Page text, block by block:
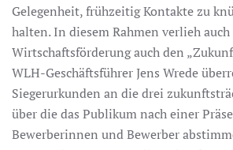
Gelegenheit, frühzeitig Kontakte zu
halten. In diesem Rahmen verlieh
Wirtschaftsförderung auch den
WLH-Geschäftsführer Jens Wrede
Siegerurkunden an die drei
über die das Publikum nach einer
Bewerberinnen und Bewerber